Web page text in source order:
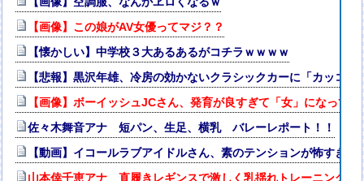
【画像】この娘がAV女優ってマジ？？
【懐かしい】中学校３大あるあるがコチラｗｗｗｗ
【悲報】黒沢年雄、冷房の効かないクラシックカーに「カッコい
【画像】ボーイッシュJCさん、発育が良すぎて「女」になって
佐々木舞音アナ 短パン、生足、横乳 バレーレポート！！
【動画】イコールラブアイドルさん、素のテンションが怖すぎる
山本倖千恵アナ 直履きレギンスで激しく乳揺れトレーニング！